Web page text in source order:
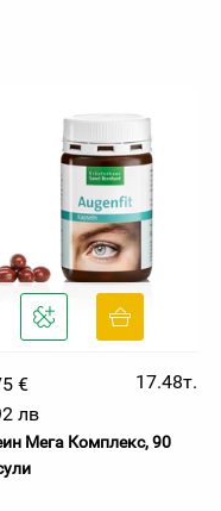
€
17.48т.
лв
Мега Комплекс, 90